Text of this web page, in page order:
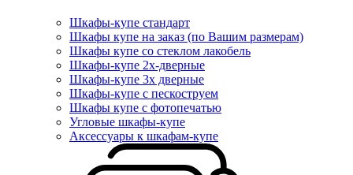
Шкафы-купе стандарт
Шкафы купе на заказ (по Вашим размерам)
Шкафы купе со стеклом лакобель
Шкафы-купе 2х-дверные
Шкафы-купе 3х дверные
Шкафы-купе с пескоструем
Шкафы купе с фотопечатью
Угловые шкафы-купе
Аксессуары к шкафам-купе